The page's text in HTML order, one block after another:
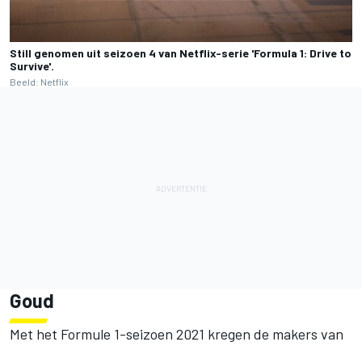
Still genomen uit seizoen 4 van Netflix-serie 'Formula 1: Drive to
Survive'.
Beeld: Netflix
Goud
Met het Formule 1-seizoen 2021 kregen de makers van